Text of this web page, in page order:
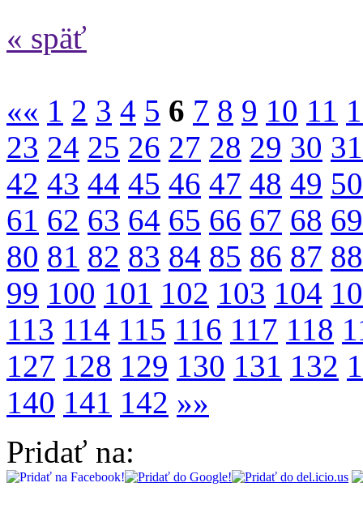
« späť
«« 1 2 3 4 5 6 7 8 9 10 11
23 24 25 26 27 28 29 30 31
42 43 44 45 46 47 48 49 50
61 62 63 64 65 66 67 68 69
80 81 82 83 84 85 86 87 88
99 100 101 102 103 104
113 114 115 116 117 118
127 128 129 130 131 132
140 141 142 »»
Pridať na: